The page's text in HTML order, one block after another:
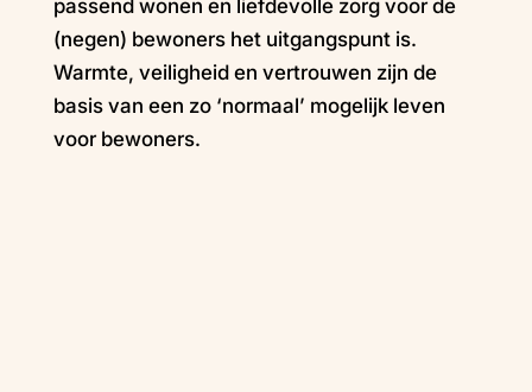
passend wonen en liefdevolle zorg voor de
(negen) bewoners het uitgangspunt is.
Warmte, veiligheid en vertrouwen zijn de
basis van een zo ‘normaal’ mogelijk leven
voor bewoners.